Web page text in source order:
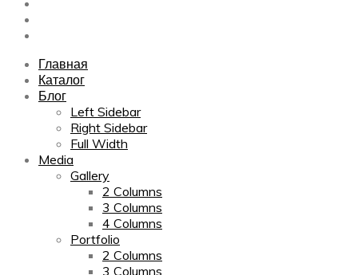
Главная
Каталог
Блог
Left Sidebar
Right Sidebar
Full Width
Media
Gallery
2 Columns
3 Columns
4 Columns
Portfolio
2 Columns
3 Columns